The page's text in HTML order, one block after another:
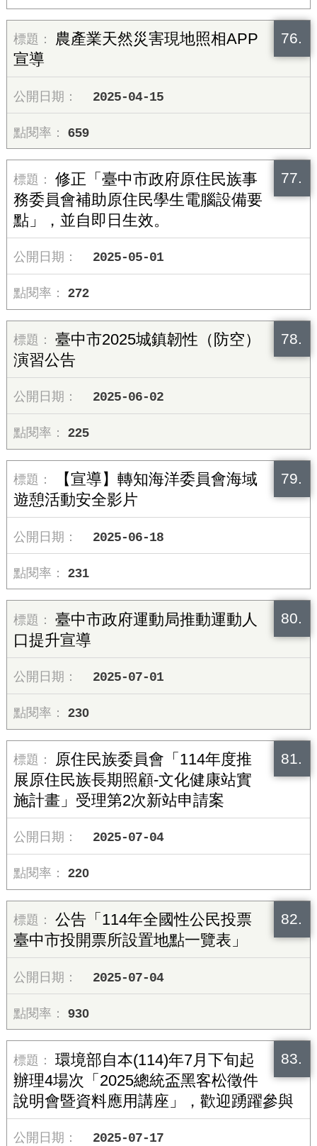
76.
農產業天然災害現地照相APP
宣導
2025-04-15
659
77.
修正「臺中市政府原住民族事
務委員會補助原住民學生電腦設備要
點」，並自即日生效。
2025-05-01
272
78.
臺中市2025城鎮韌性（防空）
演習公告
2025-06-02
225
79.
【宣導】轉知海洋委員會海域
遊憩活動安全影片
2025-06-18
231
80.
臺中市政府運動局推動運動人
口提升宣導
2025-07-01
230
81.
原住民族委員會「114年度推
展原住民族長期照顧-文化健康站實
施計畫」受理第2次新站申請案
2025-07-04
220
82.
公告「114年全國性公民投票
臺中市投開票所設置地點一覽表」
2025-07-04
930
83.
環境部自本(114)年7月下旬起
辦理4場次「2025總統盃黑客松徵件
說明會暨資料應用講座」，歡迎踴躍參與
2025-07-17